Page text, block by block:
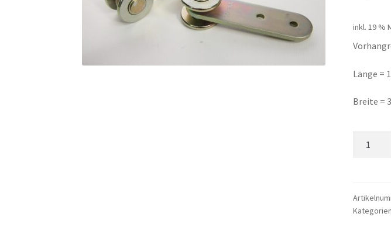
inkl. 19 %
Länge =
Breite =
Stahl-
Profile